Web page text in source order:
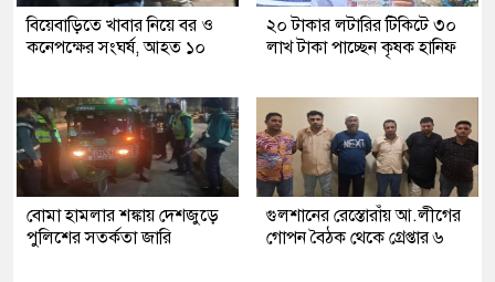
বিয়েবাড়িতে খাবার নিয়ে বর ও
কনেপক্ষের সংঘর্ষ, আহত ১০
২০ টাকার লটারির টিকিটে ৩০
লাখ টাকা পাচ্ছেন কৃষক হানিফ
বোমা হামলার শঙ্কায় দেশজুড়ে
পুলিশের সতর্কতা জারি
গুলশানের রেস্তোরাঁয় আ.লীগের
গোপন বৈঠক থেকে গ্রেপ্তার ৬